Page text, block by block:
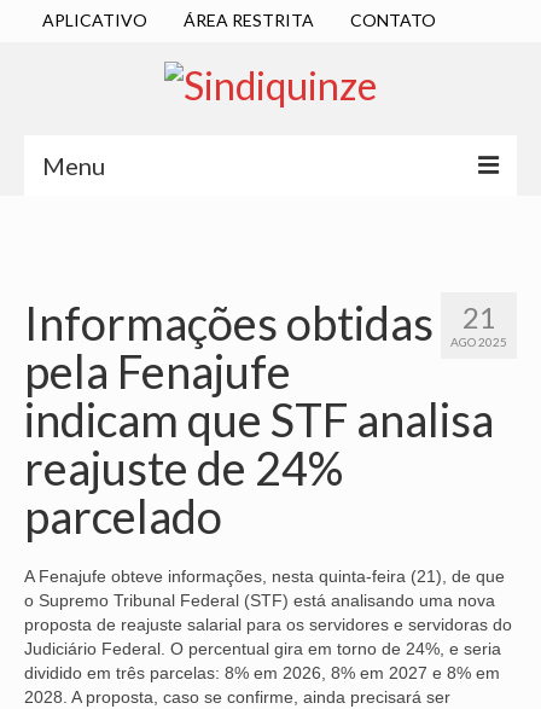
APLICATIVO ÁREA RESTRITA CONTATO
Menu
DIRETORIA EXECUTIVA
ESTATUTO
ATAS
LOCALIZAÇÃO
QUEM SOMOS
NOSSA HISTÓRIA
SUBSEDES
ARAÇATUBA
21
AGO 2025
Informações obtidas
pela Fenajufe
indicam que STF analisa
reajuste de 24%
parcelado
A Fenajufe obteve informações, nesta quinta-feira (21), de que
o Supremo Tribunal Federal (STF) está analisando uma nova
proposta de reajuste salarial para os servidores e servidoras do
Judiciário Federal. O percentual gira em torno de 24%, e seria
dividido em três parcelas: 8% em 2026, 8% em 2027 e 8% em
2028. A proposta, caso se confirme, ainda precisará ser